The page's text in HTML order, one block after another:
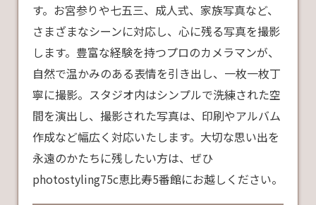
す。お宮参りや七五三、成人式、家族写真など、
さまざまなシーンに対応し、心に残る写真を撮影
します。豊富な経験を持つプロのカメラマンが、
自然で温かみのある表情を引き出し、一枚一枚丁
寧に撮影。スタジオ内はシンプルで洗練された空
間を演出し、撮影された写真は、印刷やアルバム
作成など幅広く対応いたします。大切な思い出を
永遠のかたちに残したい方は、ぜひ
photostyling75c恵比寿5番館にお越しください。